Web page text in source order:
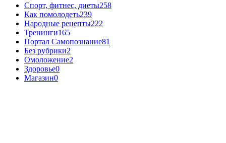
Спорт, фитнес, диеты258
Как помолодеть239
Народные рецепты222
Тренинги165
Портал Самопознание81
Без рубрики2
Омоложение2
Здоровье0
Магазин0